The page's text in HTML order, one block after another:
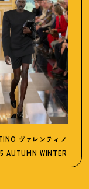
ヴァレンティノ
AUTUMN WINTER